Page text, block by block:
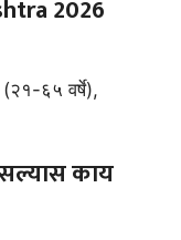
2026
६५ वर्षे),
काय